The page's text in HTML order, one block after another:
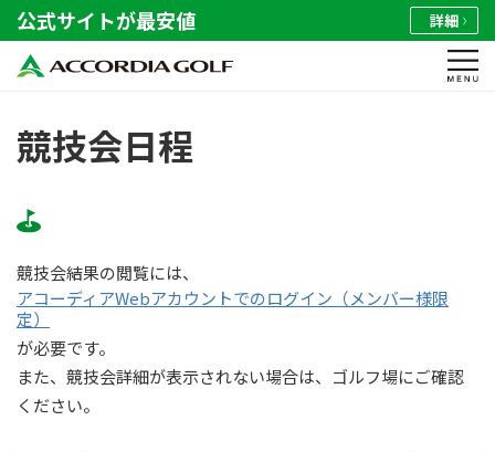
公式サイトが最安値 詳細
競技会日程
競技会結果の閲覧には、
アコーディアWebアカウントでのログイン（メンバー様限
定）
が必要です。
また、競技会詳細が表示されない場合は、ゴルフ場にご確認
ください。